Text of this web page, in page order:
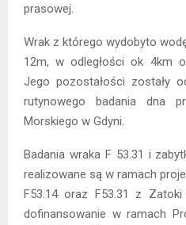
prasowej.
Wrak z którego wydobyto
12m, w odległości ok 4km
Jego pozostałości zostały
rutynowego badania dna
Morskiego w Gdyni.
Badania wraka F 53.31 i
realizowane są w ramach
F53.14 oraz F53.31 z Zatoki
dofinansowanie w ramach